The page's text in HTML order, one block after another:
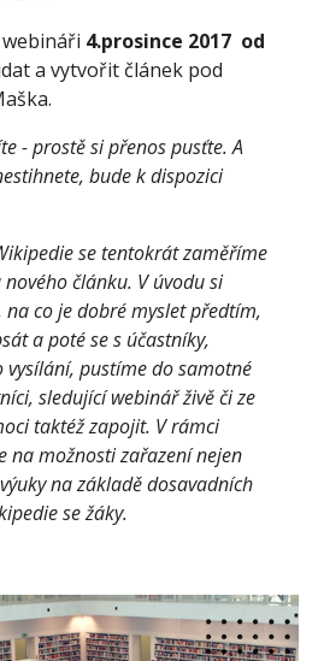
webináři 4.prosince 2017  od
a vytvořit článek pod
- prostě si přenos pusťte. A
bude k dispozici
se tentokrát zaměříme
článku. V úvodu si
na co je dobré myslet předtím,
a poté se s účastníky,
pustíme do samotné
sledující webinář živě či ze
taktéž zapojit. V rámci
na možnosti zařazení nejen
na základě dosavadních
se žáky.